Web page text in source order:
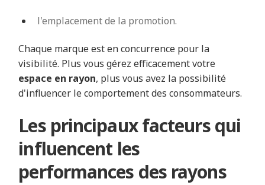
l'emplacement de la promotion.
Chaque marque est en concurrence pour la
visibilité. Plus vous gérez efficacement votre
espace en rayon, plus vous avez la possibilité
d'influencer le comportement des consommateurs.
Les principaux facteurs qui
influencent les
performances des rayons